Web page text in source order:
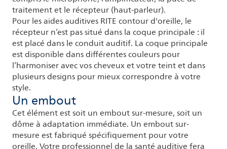
traitement et le récepteur (haut-parleur).
Pour les aides auditives RITE contour d'oreille, le
récepteur n’est pas situé dans la coque principale : il
est placé dans le conduit auditif. La coque principale
est disponible dans différentes couleurs pour
l’harmoniser avec vos cheveux et votre teint et dans
plusieurs designs pour mieux correspondre à votre
style.
Un embout
Cet élément est soit un embout sur-mesure, soit un
dôme à adaptation immédiate. Un embout sur-
mesure est fabriqué spécifiquement pour votre
oreille. Votre professionnel de la santé auditive fera